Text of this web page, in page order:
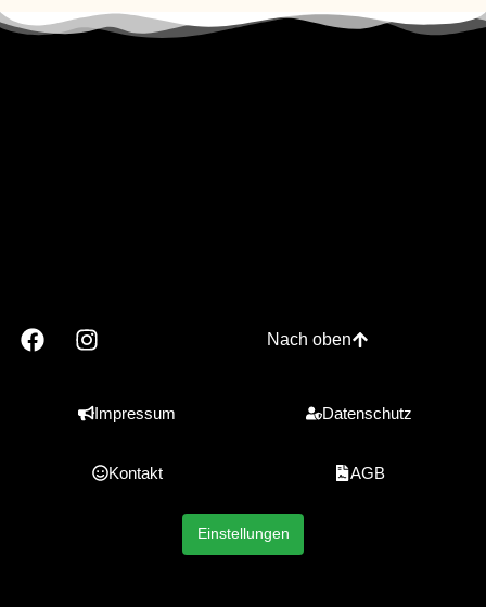
Nach oben
Impressum
Kontakt
Datenschutz
AGB
Einstellungen